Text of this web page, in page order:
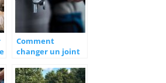
Comment
changer un joint
réparer les fuites